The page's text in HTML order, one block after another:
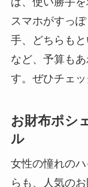
スマホがすっ
手、どちらも
など、予算も
す。ぜひチェッ
お財布ポシ
ル
女性の憧れの
らも、人気の